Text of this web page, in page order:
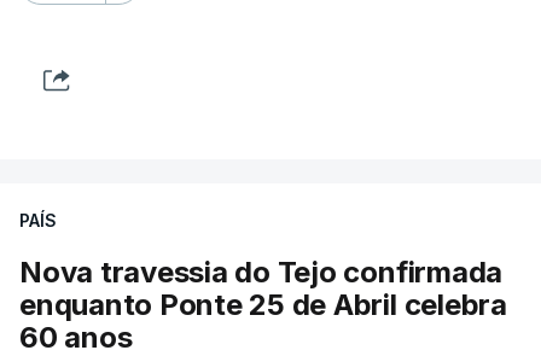
PAÍS
Nova travessia do Tejo confirmada
enquanto Ponte 25 de Abril celebra
60 anos